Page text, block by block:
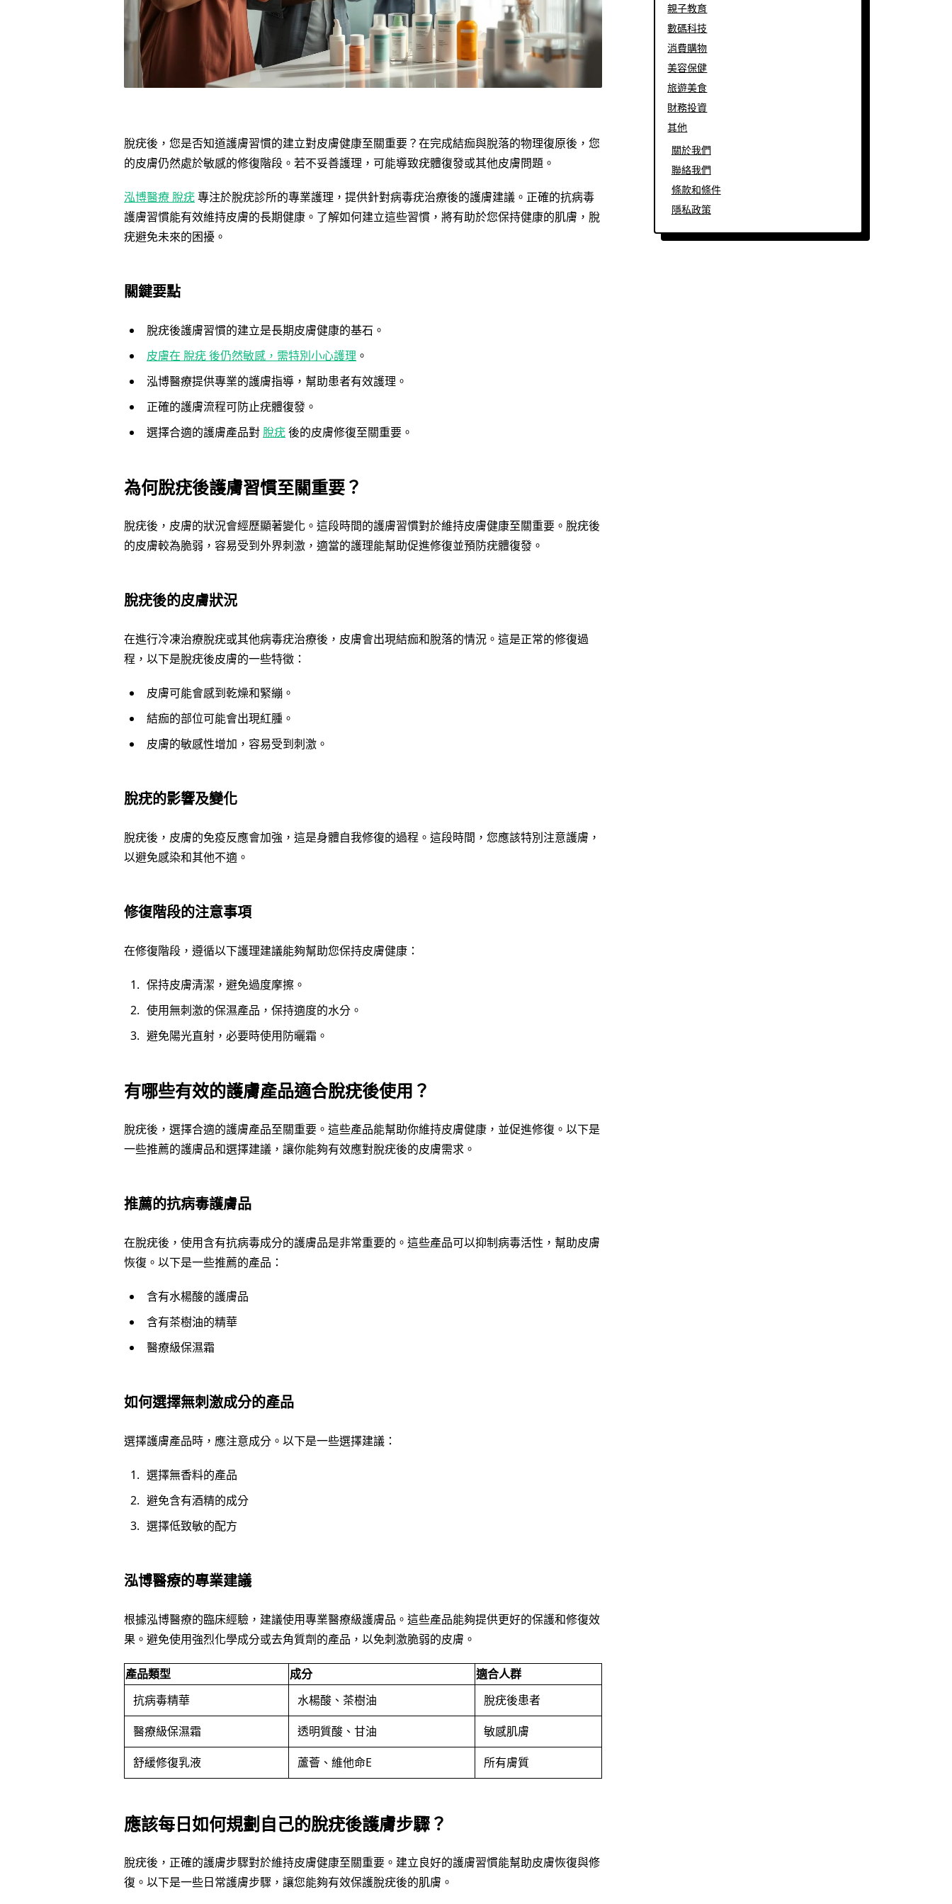
脫疣後，您是否知道護膚習慣的建立對皮膚健康至關重要？在完成結痂與脫落的物理復原後，您
的皮膚仍然處於敏感的修復階段。若不妥善護理，可能導致疣體復發或其他皮膚問題。
泓博醫療 脫疣專注於脫疣診所的專業護理，提供針對病毒疣治療後的護膚建議。正確的抗病毒
護膚習慣能有效維持皮膚的長期健康。了解如何建立這些習慣，將有助於您保持健康的肌膚，脫
疣避免未來的困擾。
關鍵要點
脫疣後護膚習慣的建立是長期皮膚健康的基石。
皮膚在 脫疣 後仍然敏感，需特別小心護理 。
泓博醫療提供專業的護膚指導，幫助患者有效護理。
正確的護膚流程可防止疣體復發。
選擇合適的護膚產品對 脫疣後的皮膚修復至關重要。
為何脫疣後護膚習慣至關重要？
脫疣後，皮膚的狀況會經歷顯著變化。這段時間的護膚習慣對於維持皮膚健康至關重要。脫疣後
的皮膚較為脆弱，容易受到外界刺激，適當的護理能幫助促進修復並預防疣體復發。
脫疣後的皮膚狀況
在進行冷凍治療脫疣或其他病毒疣治療後，皮膚會出現結痂和脫落的情況。這是正常的修復過
程，以下是脫疣後皮膚的一些特徵：
皮膚可能會感到乾燥和緊繃。
結痂的部位可能會出現紅腫。
皮膚的敏感性增加，容易受到刺激。
脫疣的影響及變化
脫疣後，皮膚的免疫反應會加強，這是身體自我修復的過程。這段時間，您應該特別注意護膚，
以避免感染和其他不適。
修復階段的注意事項
在修復階段，遵循以下護理建議能夠幫助您保持皮膚健康：
保持皮膚清潔，避免過度摩擦。
使用無刺激的保濕產品，保持適度的水分。
避免陽光直射，必要時使用防曬霜。
有哪些有效的護膚產品適合脫疣後使用？
脫疣後，選擇合適的護膚產品至關重要。這些產品能幫助你維持皮膚健康，並促進修復。以下是
一些推薦的護膚品和選擇建議，讓你能夠有效應對脫疣後的皮膚需求。
推薦的抗病毒護膚品
在脫疣後，使用含有抗病毒成分的護膚品是非常重要的。這些產品可以抑制病毒活性，幫助皮膚
恢復。以下是一些推薦的產品：
含有水楊酸的護膚品
含有茶樹油的精華
醫療級保濕霜
如何選擇無刺激成分的產品
選擇護膚產品時，應注意成分。以下是一些選擇建議：
選擇無香料的產品
避免含有酒精的成分
選擇低致敏的配方
泓博醫療的專業建議
根據泓博醫療的臨床經驗，建議使用專業醫療級護膚品。這些產品能夠提供更好的保護和修復效
果。避免使用強烈化學成分或去角質劑的產品，以免刺激脆弱的皮膚。
產品類型 成分
適合人群
抗病毒精華
水楊酸、茶樹油
脫疣後患者
醫療級保濕霜
透明質酸、甘油
敏感肌膚
舒緩修復乳液
蘆薈、維他命E 所有膚質
應該每日如何規劃自己的脫疣後護膚步驟？
脫疣後，正確的護膚步驟對於維持皮膚健康至關重要。建立良好的護膚習慣能幫助皮膚恢復與修
復。以下是一些日常護膚步驟，讓您能夠有效保護脫疣後的肌膚。
親子教育
數碼科技
消費購物
美容保健
旅遊美食
財務投資
其他
關於我們
聯絡我們
條款和條件
隱私政策